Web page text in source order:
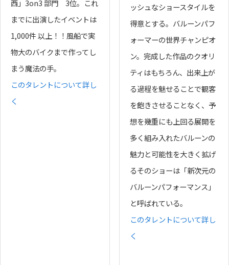
西」3on3 部門 3位。これ
までに出演したイベントは
1,000件 以上！！風船で実
物大のバイクまで作ってし
まう魔法の手。
このタレントについて詳し
く
ッシュなショースタイルを
得意とする。バルーンパフ
ォーマーの世界チャンピオ
ン。完成した作品のクオリ
ティはもちろん、出来上が
る過程を魅せることで観客
を飽きさせることなく、予
想を幾重にも上回る展開を
多く組み入れたバルーンの
魅力と可能性を大きく拡げ
るそのショーは「新次元の
バルーンパフォーマンス」
と呼ばれている。
このタレントについて詳し
く